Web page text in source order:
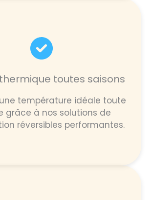
toutes saisons
température idéale toute
grâce à nos solutions de
réversibles performantes.